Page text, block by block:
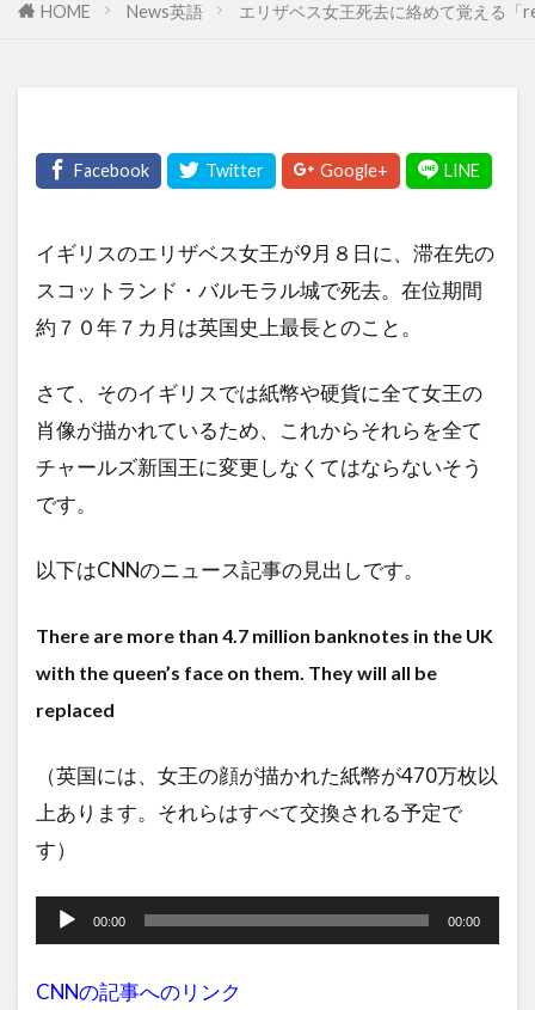
HOME News英語 エリザベス女王死去に絡めて覚える「
イギリスのエリザベス女王が9月８日に、滞在先の
スコットランド・バルモラル城で死去。在位期間
約７０年７カ月は英国史上最長とのこと。
さて、そのイギリスでは紙幣や硬貨に全て女王の
肖像が描かれているため、これからそれらを全て
チャールズ新国王に変更しなくてはならないそう
です。
以下はCNNのニュース記事の見出しです。
There are more than 4.7 million banknotes in the UK
with the queen’s face on them. They will all be
replaced
（英国には、女王の顔が描かれた紙幣が470万枚以
上あります。それらはすべて交換される予定で
す）
レ
00:00 00:00
CNNの記事へのリンク